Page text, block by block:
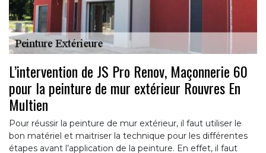
L’intervention de JS Pro Renov, Maçonnerie 60
pour la peinture de mur extérieur Rouvres En
Multien
Pour réussir la peinture de mur extérieur, il faut utiliser le
bon matériel et maitriser la technique pour les différentes
étapes avant l’application de la peinture. En effet, il faut